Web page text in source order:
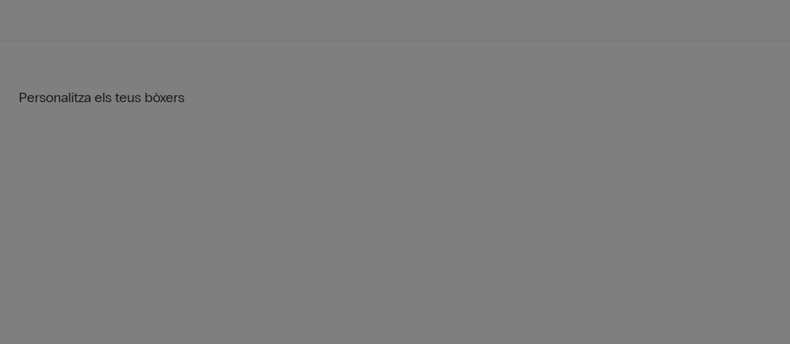
Personalitza els teus bòxers